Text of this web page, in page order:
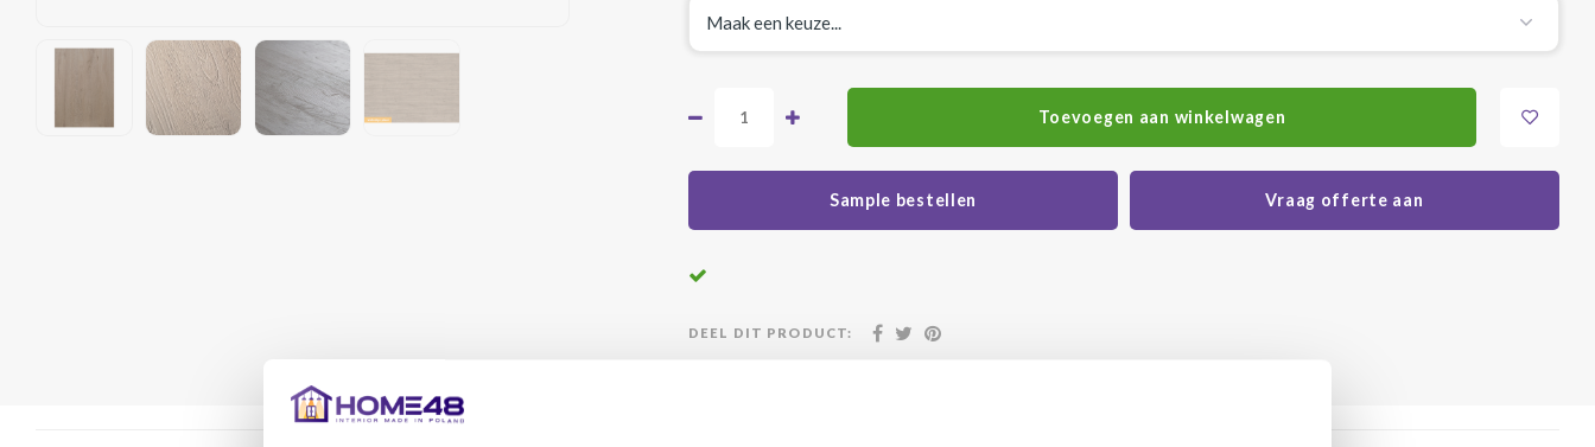
Toevoegen aan winkelwagen
Sample bestellen Vraag offerte aan
DEEL DIT PRODUCT: